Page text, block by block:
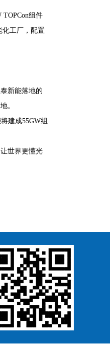
组件
化工厂，配置
新能落地的
。
建成55GW组
世界更懂光